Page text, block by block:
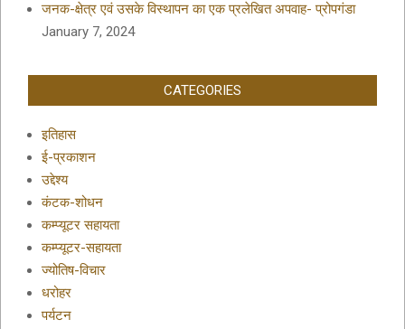
जनक-क्षेत्र एवं उसके विस्थापन का एक प्रलेखित अपवाह- प्रोपगंडा
January 7, 2024
CATEGORIES
इतिहास
ई-प्रकाशन
उद्देश्य
कंटक-शोधन
कम्प्यूटर सहायता
कम्प्यूटर-सहायता
ज्योतिष-विचार
धरोहर
पर्यटन